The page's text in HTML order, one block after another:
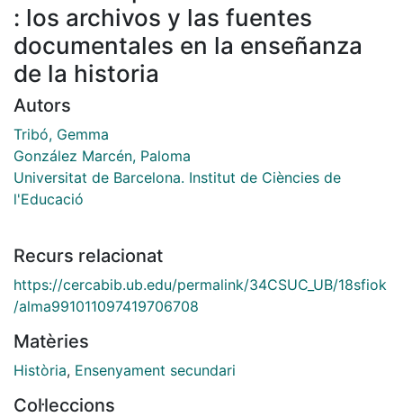
: los archivos y las fuentes
documentales en la enseñanza
de la historia
Autors
Tribó, Gemma
González Marcén, Paloma
Universitat de Barcelona. Institut de Ciències de
l'Educació
Recurs relacionat
https://cercabib.ub.edu/permalink/34CSUC_UB/18sfiok
/alma991011097419706708
Matèries
Història, Ensenyament secundari
Col·leccions